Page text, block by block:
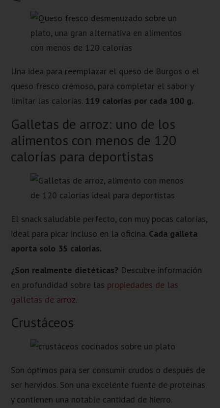
Una idea para reemplazar el queso de Burgos o el
queso fresco cremoso, para completar el sabor y
limitar las calorías. 119 calorías por cada 100 g.
Galletas de arroz: uno de los
alimentos con menos de 120
calorías para deportistas
El snack saludable perfecto, con muy pocas calorías,
ideal para picar incluso en la oficina. Cada galleta
aporta solo 35 calorías.
¿Son realmente dietéticas? Descubre información
en profundidad sobre las propiedades de las
galletas de arroz.
Crustáceos
Son óptimos para ser consumir crudos o después de
ser hervidos. Son una excelente fuente de proteínas
y contienen una notable cantidad de hierro.